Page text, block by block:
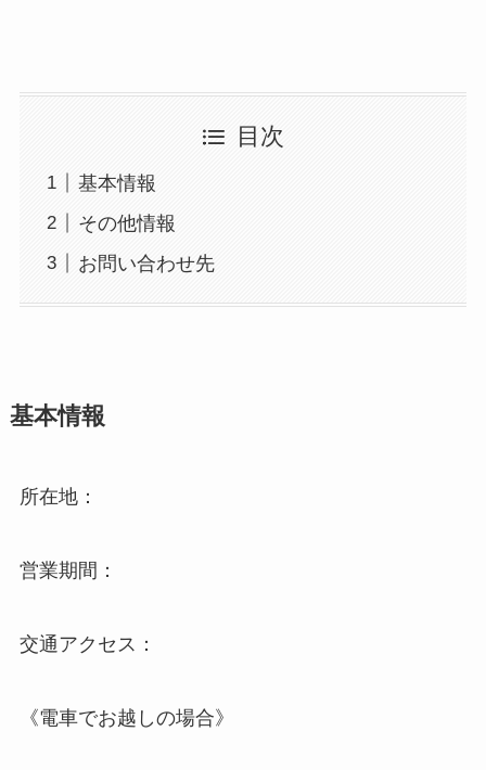
目次
基本情報
その他情報
お問い合わせ先
基本情報
所在地：
営業期間：
交通アクセス：
《電車でお越しの場合》